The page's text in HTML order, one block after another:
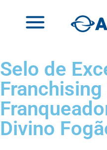
Selo de
Divino